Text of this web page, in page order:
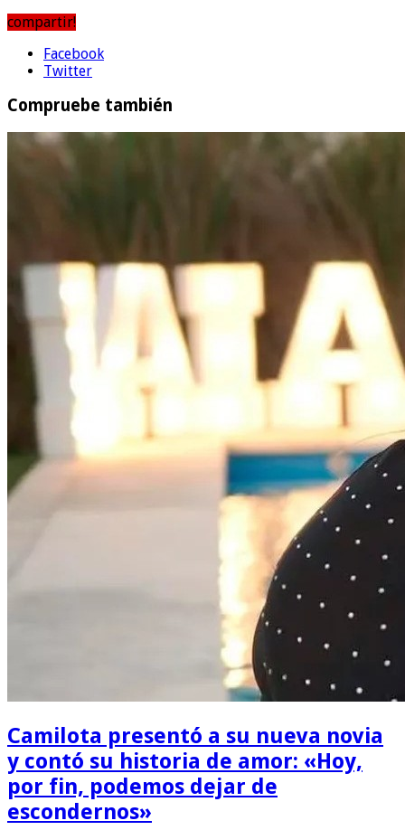
compartir!
Facebook
Twitter
Compruebe también
Camilota presentó a su nueva novia
y contó su historia de amor: «Hoy,
por fin, podemos dejar de
escondernos»